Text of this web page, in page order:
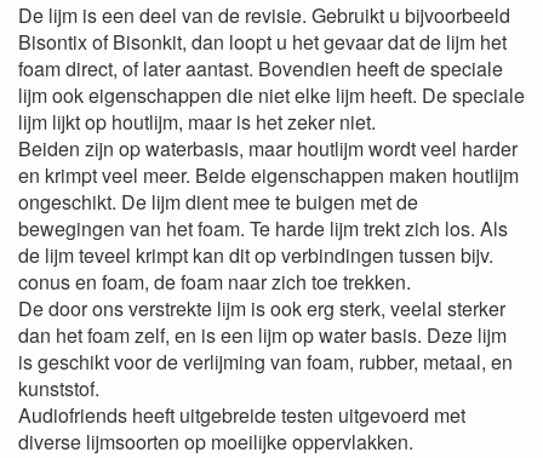
De lijm is een deel van de revisie. Gebruikt u bijvoorbeeld
Bisontix of Bisonkit, dan loopt u het gevaar dat de lijm het
foam direct, of later aantast. Bovendien heeft de speciale
lijm ook eigenschappen die niet elke lijm heeft. De speciale
lijm lijkt op houtlijm, maar is het zeker niet.
Beiden zijn op waterbasis, maar houtlijm wordt veel harder
en krimpt veel meer. Beide eigenschappen maken houtlijm
ongeschikt. De lijm dient mee te buigen met de
bewegingen van het foam. Te harde lijm trekt zich los. Als
de lijm teveel krimpt kan dit op verbindingen tussen bijv.
conus en foam, de foam naar zich toe trekken.
De door ons verstrekte lijm is ook erg sterk, veelal sterker
dan het foam zelf, en is een lijm op water basis. Deze lijm
is geschikt voor de verlijming van foam, rubber, metaal, en
kunststof.
Audiofriends heeft uitgebreide testen uitgevoerd met
diverse lijmsoorten op moeilijke oppervlakken.